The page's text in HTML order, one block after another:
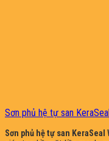
Sơn phủ hệ tự san
Sơn phủ hệ tự san KeraSeal